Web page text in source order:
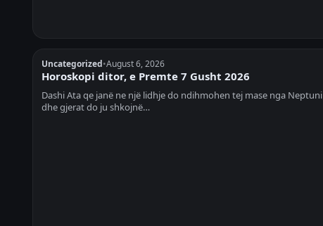
Uncategorized•August 6, 2026
Horoskopi ditor, e Premte 7 Gusht 2026
Dashi Ata qe janë ne një lidhje do ndihmohen tej mase nga Neptuni
dhe gjerat do ju shkojnë…